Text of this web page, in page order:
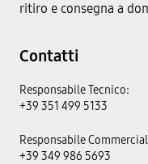
ritiro e consegna a
Contatti
Responsabile Tecnico:
+39 351 499 5133
Responsabile
+39 349 986 5693